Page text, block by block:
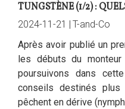
TUNGSTÈNE (1/2) :
2024-11-21 |
T-and-Co
Après avoir publié un
les débuts du
poursuivons dans
conseils destinés plus
pêchent en dérive